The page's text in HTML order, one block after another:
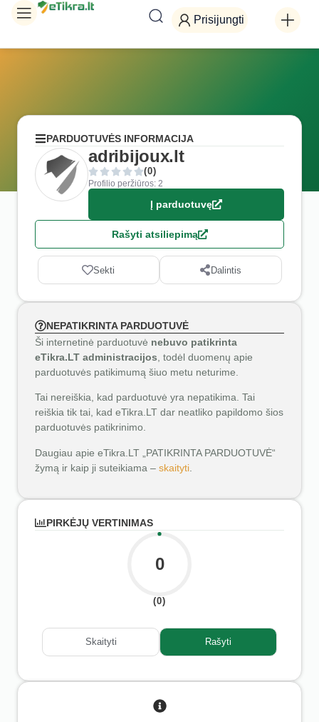
Prisijungti
PARDUOTUVĖS INFORMACIJA
adribijoux.lt
(0)
Profilio peržiūros: 2
Į parduotuvę
Rašyti atsiliepimą
Sekti Dalintis
NEPATIKRINTA PARDUOTUVĖ
Ši internetinė parduotuvė nebuvo patikrinta
eTikra.LT administracijos , todėl duomenų apie
parduotuvės patikimumą šiuo metu neturime.
Tai nereiškia, kad parduotuvė yra nepatikima. Tai
reiškia tik tai, kad eTikra.LT dar neatliko papildomo šios
parduotuvės patikrinimo.
Daugiau apie eTikra.LT „PATIKRINTA PARDUOTUVĖ“
žymą ir kaip ji suteikiama – skaityti
PIRKĖJŲ VERTINIMAS
0
(0)
Skaityti Rašyti